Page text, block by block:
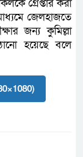
গ্রেপ্তার করা
জেলহাজতে
জন্য কুমিল্লা
হয়েছে বলে